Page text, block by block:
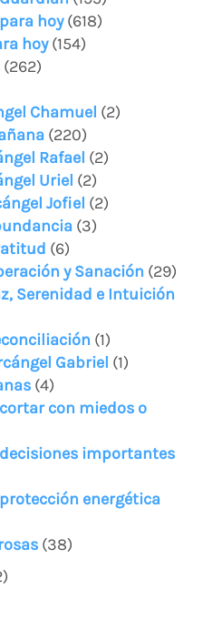
hoy(618)
hoy(154)
(262)
Chamuel (2)
(220)
Rafael (2)
Uriel (2)
Jofiel (2)
(3)
(6)
y Sanación (29)
Serenidad e Intuición
(1)
Gabriel (1)
(4)
con miedos o
importantes
energética
(38)